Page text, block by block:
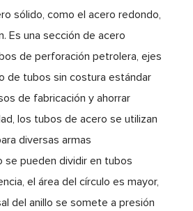
sólido, como el acero redondo,
Es una sección de acero
de perforación petrolera, ejes
de tubos sin costura estándar
de fabricación y ahorrar
los tubos de acero se utilizan
diversas armas
se pueden dividir en tubos
el área del círculo es mayor,
del anillo se somete a presión